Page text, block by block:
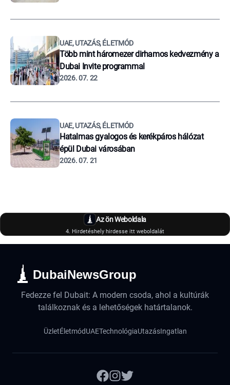
UAE, UTAZÁS, ÉLETMÓD
Több mint háromezer dirhamos kedvezmény a
Dubai Invite programmal
2026. 07. 22
UAE, UTAZÁS, ÉLETMÓD
Hatalmas gyalogos és kerékpáros hálózat
épül Dubai városában
2026. 07. 21
Az ön Weboldala
4. Hirdetéshely hirdesse itt weboldalát
DubaiNewsGroup
Fedezze fel Dubait: A modern csoda, ahol a kultúrák
találkoznak és a lehetőségek határtalanok.
ÜzletÉletmódUAETechnológiaUtazásIngatlan